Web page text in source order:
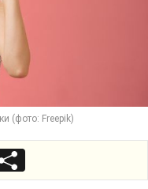
(фото: Freepik)